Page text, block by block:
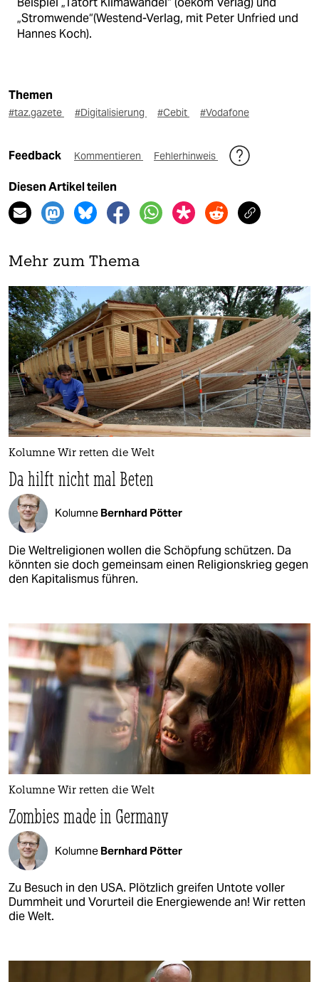
„Stromwende“(Westend-Verlag, mit Peter Unfried und
Hannes Koch).
Themen
#taz.gazete #Digitalisierung #Cebit #Vodafone
Feedback Kommentieren Fehlerhinweis
Diesen Artikel teilen
Mehr zum Thema
Kolumne Wir retten die Welt
Da hilft nicht mal Beten
Kolumne Bernhard Pötter
Die Weltreligionen wollen die Schöpfung schützen. Da
könnten sie doch gemeinsam einen Religionskrieg gegen
den Kapitalismus führen.
Kolumne Wir retten die Welt
Zombies made in Germany
Kolumne Bernhard Pötter
Zu Besuch in den USA. Plötzlich greifen Untote voller
Dummheit und Vorurteil die Energiewende an! Wir retten
die Welt.